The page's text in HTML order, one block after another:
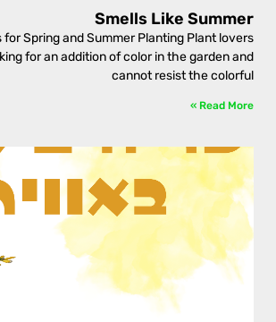
Smells Like Summer
for Spring and Summer Planting Plant lovers
for an addition of color in the garden and
cannot resist the colorful
Read More »